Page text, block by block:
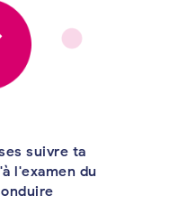
suivre ta
l'examen du